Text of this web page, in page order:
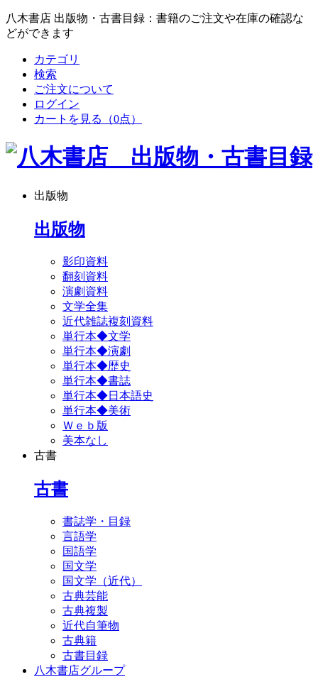
八木書店 出版物・古書目録：書籍のご注文や在庫の確認な
どができます
カテゴリ
検索
ご注文について
ログイン
カートを見る
（0点）
出版物
出版物
影印資料
翻刻資料
演劇資料
文学全集
近代雑誌複刻資料
単行本◆文学
単行本◆演劇
単行本◆歴史
単行本◆書誌
単行本◆日本語史
単行本◆美術
Ｗｅｂ版
美本なし
古書
古書
書誌学・目録
言語学
国語学
国文学
国文学（近代）
古典芸能
古典複製
近代自筆物
古典籍
古書目録
八木書店グループ